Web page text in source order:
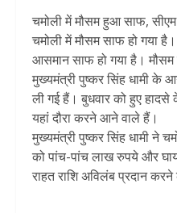
चमोली में मौसम हुआ साफ,
चमोली में मौसम साफ हो गया
आसमान साफ हो गया है।
मुख्यमंत्री पुष्कर सिंह धामी के
ली गई हैं। बुधवार को हुए हादसे
यहां दौरा करने आने वाले हैं।
मुख्यमंत्री पुष्कर सिंह धामी ने
को पांच-पांच लाख रुपये और
राहत राशि अविलंब प्रदान करने